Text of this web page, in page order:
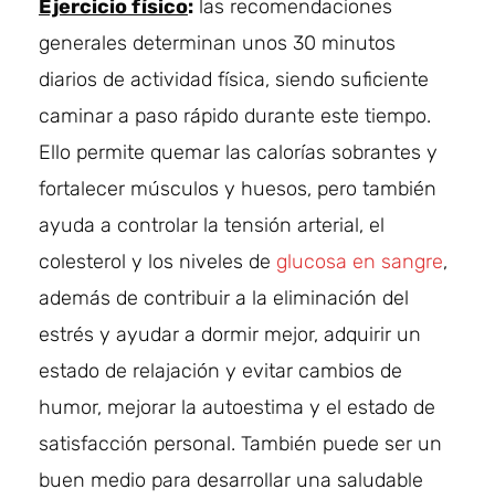
Ejercicio físico: las recomendaciones
generales determinan unos 30 minutos
diarios de actividad física, siendo suficiente
caminar a paso rápido durante este tiempo.
Ello permite quemar las calorías sobrantes y
fortalecer músculos y huesos, pero también
ayuda a controlar la tensión arterial, el
colesterol y los niveles de glucosa en sangre,
además de contribuir a la eliminación del
estrés y ayudar a dormir mejor, adquirir un
estado de relajación y evitar cambios de
humor, mejorar la autoestima y el estado de
satisfacción personal. También puede ser un
buen medio para desarrollar una saludable